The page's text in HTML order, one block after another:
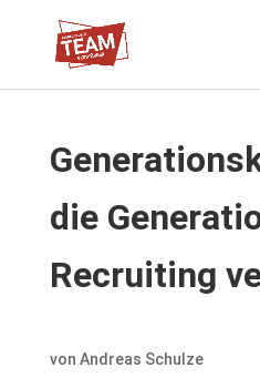
die
Recruiting
von Andreas Schulze